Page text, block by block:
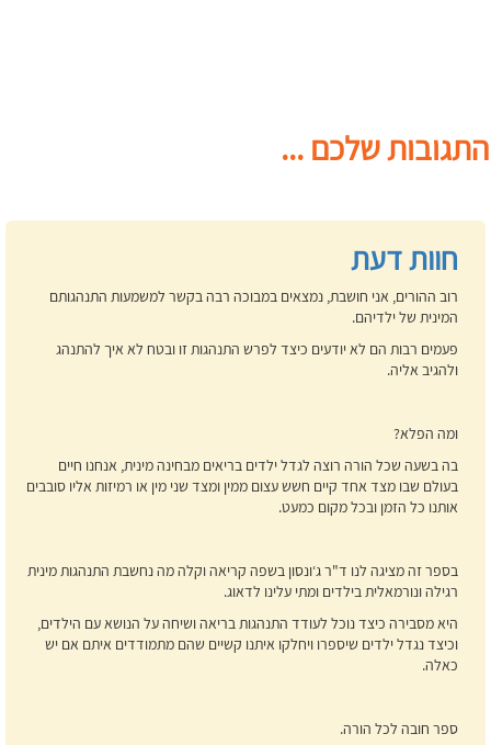
התגובות שלכם ...
חוות דעת
רוב ההורים, אני חושבת, נמצאים במבוכה רבה בקשר למשמעות התנהגותם
המינית של ילדיהם.
פעמים רבות הם לא יודעים כיצד לפרש התנהגות זו ובטח לא איך להתנהג
ולהגיב אליה.
ומה הפלא?
בה בשעה שכל הורה רוצה לגדל ילדים בריאים מבחינה מינית, אנחנו חיים
בעולם שבו מצד אחד קיים חשש עצום ממין ומצד שני מין או רמיזות אליו סובבים
אותנו כל הזמן ובכל מקום כמעט.
בספר זה מציגה לנו ד"ר ג‘ונסון בשפה קריאה וקלה מה נחשבת התנהגות מינית
רגילה ונורמאלית בילדים ומתי עלינו לדאוג.
היא מסבירה כיצד נוכל לעודד התנהגות בריאה ושיחה על הנושא עם הילדים,
וכיצד נגדל ילדים שיספרו ויחלקו איתנו קשיים שהם מתמודדים איתם אם יש
כאלה.
ספר חובה לכל הורה.